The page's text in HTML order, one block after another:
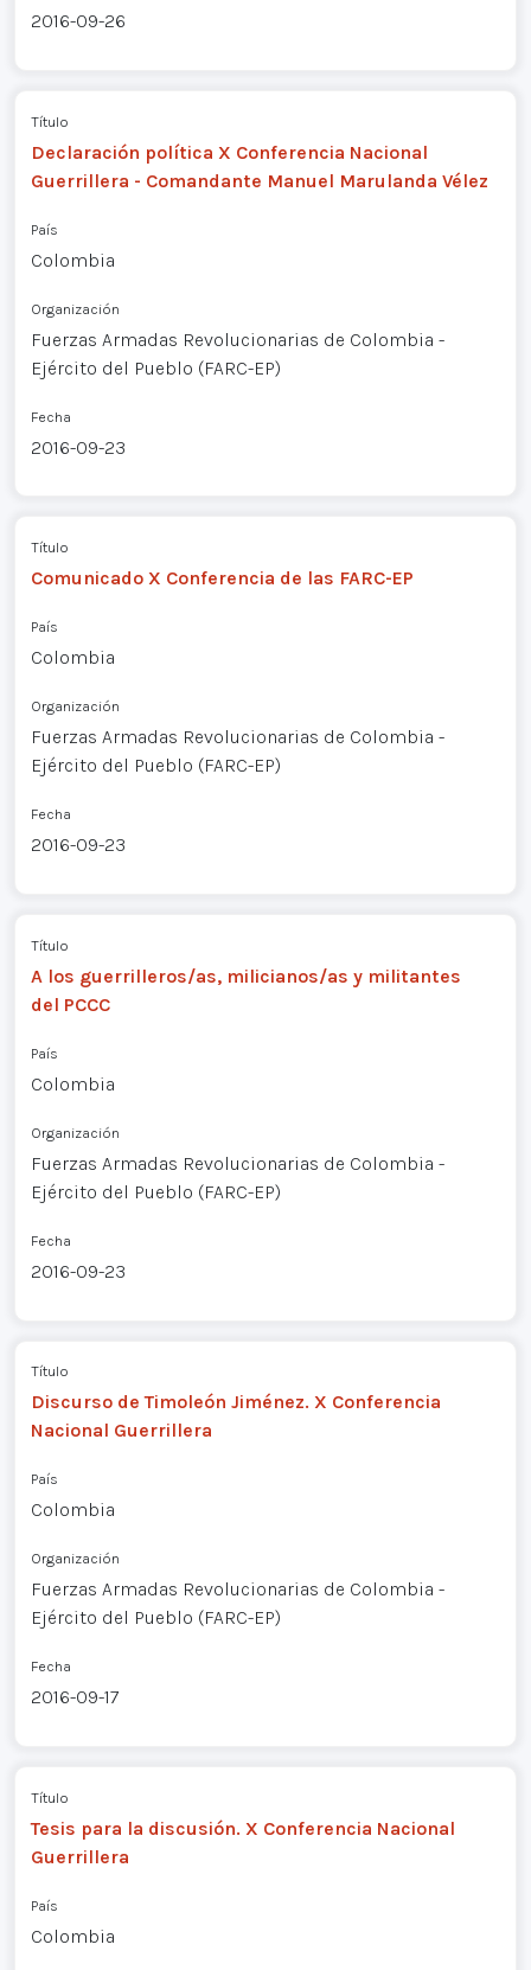
2016-09-26
Título
Declaración política X Conferencia Nacional
Guerrillera - Comandante Manuel Marulanda Vélez
País
Colombia
Organización
Fuerzas Armadas Revolucionarias de Colombia -
Ejército del Pueblo (FARC-EP)
Fecha
2016-09-23
Título
Comunicado X Conferencia de las FARC-EP
País
Colombia
Organización
Fuerzas Armadas Revolucionarias de Colombia -
Ejército del Pueblo (FARC-EP)
Fecha
2016-09-23
Título
A los guerrilleros/as, milicianos/as y militantes
del PCCC
País
Colombia
Organización
Fuerzas Armadas Revolucionarias de Colombia -
Ejército del Pueblo (FARC-EP)
Fecha
2016-09-23
Título
Discurso de Timoleón Jiménez. X Conferencia
Nacional Guerrillera
País
Colombia
Organización
Fuerzas Armadas Revolucionarias de Colombia -
Ejército del Pueblo (FARC-EP)
Fecha
2016-09-17
Título
Tesis para la discusión. X Conferencia Nacional
Guerrillera
País
Colombia